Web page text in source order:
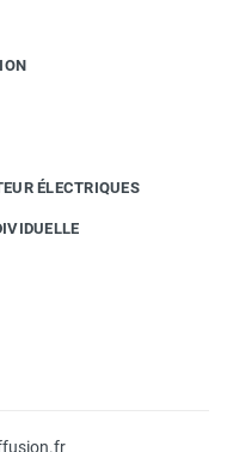
ÉLECTRIQUES